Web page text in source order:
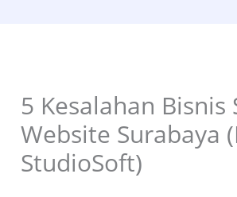
5 Kesalahan Bisnis
Website Surabaya
StudioSoft)